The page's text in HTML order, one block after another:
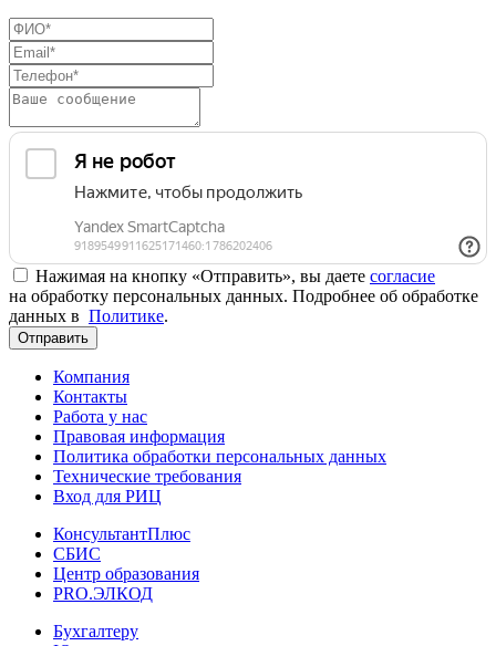
Нажимая на кнопку «Отправить», вы даете согласие
на обработку персональных данных. Подробнее об обработке
данных в Политике.
Отправить
Компания
Контакты
Работа у нас
Правовая информация
Политика обработки персональных данных
Технические требования
Вход для РИЦ
КонсультантПлюс
СБИС
Центр образования
PRO.ЭЛКОД
Бухгалтеру